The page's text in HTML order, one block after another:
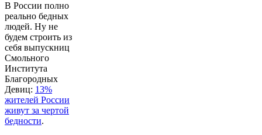
В России полно
реально бедных
людей. Ну не
будем строить из
себя выпускниц
Смольного
Института
Благородных
Девиц: 13%
жителей России
живут за чертой
бедности.